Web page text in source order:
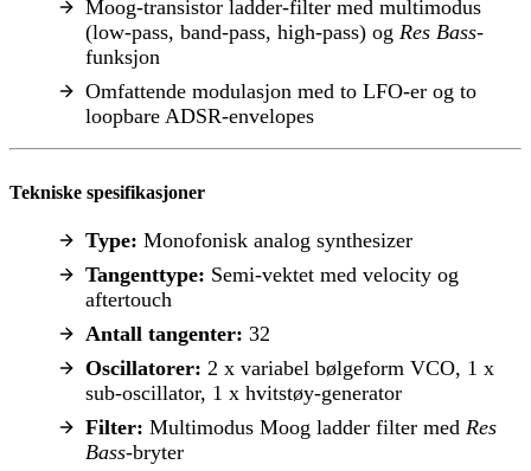
Moog-transistor ladder-filter med multimodus
(low-pass, band-pass, high-pass) og Res Bass-
funksjon
Omfattende modulasjon med to LFO-er og to
loopbare ADSR-envelopes
Tekniske spesifikasjoner
Type: Monofonisk analog synthesizer
Tangenttype: Semi-vektet med velocity og
aftertouch
Antall tangenter: 32
Oscillatorer: 2 x variabel bølgeform VCO, 1 x
sub-oscillator, 1 x hvitstøy-generator
Filter: Multimodus Moog ladder filter med Res
Bass-bryter